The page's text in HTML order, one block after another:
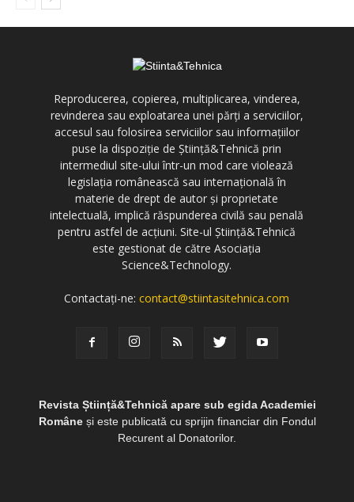
Reproducerea, copierea, multiplicarea, vinderea,
revinderea sau exploatarea unei părți a serviciilor,
accesul sau folosirea serviciilor sau informațiilor
puse la dispoziție de Știință&Tehnică prin
intermediul site-ului într-un mod care violează
legislația românească sau internațională în
materie de drept de autor și proprietate
intelectuală, implică răspunderea civilă sau penală
pentru astfel de acțiuni. Site-ul Știință&Tehnică
este gestionat de către Asociația
Science&Technology.
Contactați-ne:contact@stiintasitehnica.com
Revista Știință&Tehnică apare sub egida Academiei
Româneși este publicată cu sprijin financiar din Fondul
Recurent al Donatorilor.